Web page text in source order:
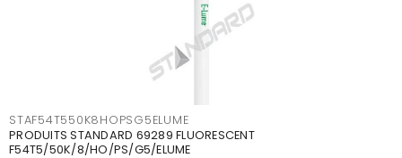
STAF54T550K8HOPSG5ELUME
PRODUITS STANDARD 69289 FLUORESCENT
F54T5/50K/8/HO/PS/G5/ELUME